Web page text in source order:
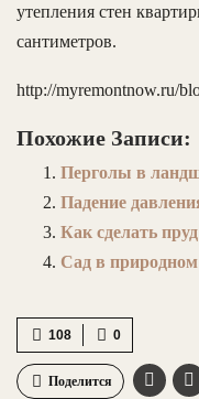
утепления стен
сантиметров.
http://myremontnow.ru/
Похожие Записи:
Перголы в
Падение
Как сделать
Сад в природном
0
108
Поделится